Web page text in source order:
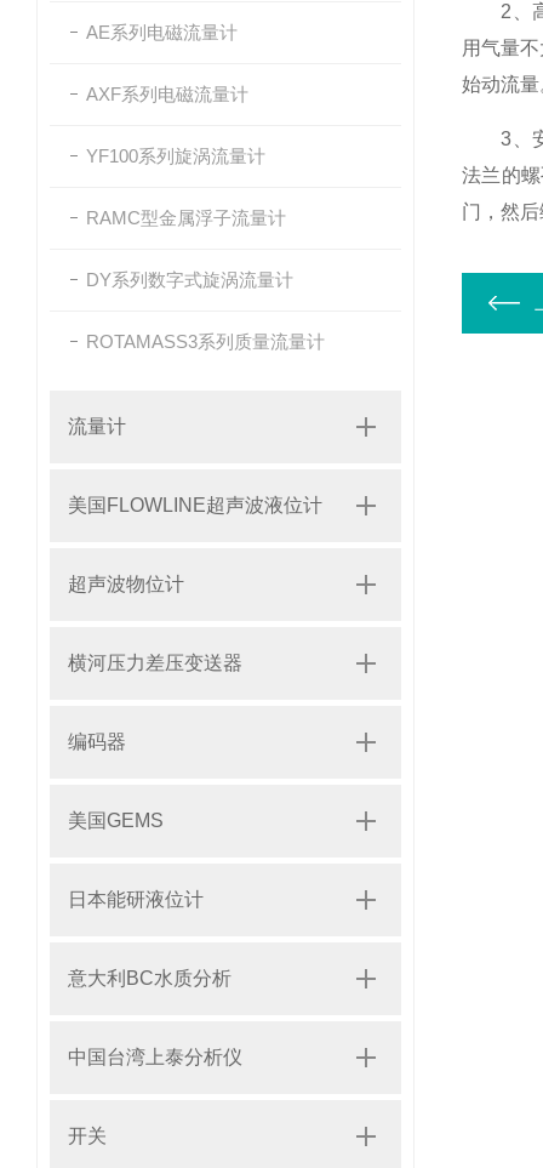
AE系列电磁流量计
AXF系列电磁流量计
YF100系列旋涡流量计
RAMC型金属浮子流量计
DY系列数字式旋涡流量计
ROTAMASS3系列质量流量计
流量计
美国FLOWLINE超声波液位计
超声波物位计
横河压力差压变送器
编码器
美国GEMS
日本能研液位计
意大利BC水质分析
中国台湾上泰分析仪
开关
2、高
用气量
始动流
3、安
法兰的
门，然